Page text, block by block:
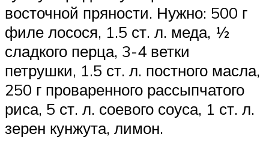
восточной пряности. Нужно: 500 г
филе лосося, 1.5 ст. л. меда, ½
сладкого перца, 3-4 ветки
петрушки, 1.5 ст. л. постного масла,
250 г проваренного рассыпчатого
риса, 5 ст. л. соевого соуса, 1 ст. л.
зерен кунжута, лимон.